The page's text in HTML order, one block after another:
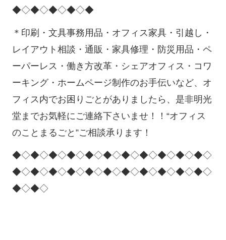
◆◇◆◇◆◇◆◇◆
＊印刷・文具事務用品・オフィス家具・引越し・
レイアウト相談・通販・家具修理・防災用品・ペ
ーパーレス・働き方改革・シェアオフィス・コワ
ーキング・ホームページ制作のお手伝いなど、オ
フィス内でお困りごとがありましたら、是非明光
堂までお気軽にご連絡下さいませ！！“オフィス
のことまるごと”ご相談承ります！
◆◇◆◇◆◇◆◇◆◇◆◇◆◇◆◇◆◇◆◇◆◇
◆◇◆◇◆◇◆◇◆◇◆◇◆◇◆◇◆◇◆◇◆◇
◆◇◆◇